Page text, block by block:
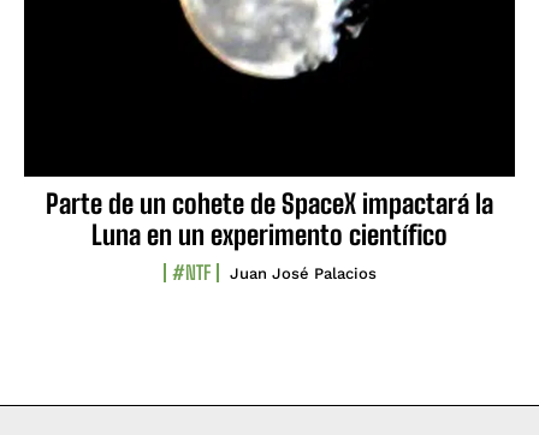
Parte de un cohete de SpaceX impactará la
Luna en un experimento científico
#NTF Juan José Palacios